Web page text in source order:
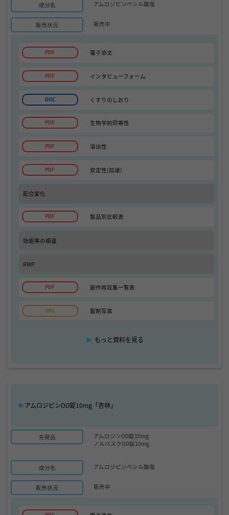
成分名 アムロジピンベシル酸塩
販売状況 販売中
電子添文
インタビューフォーム
くすりのしおり
生物学的同等性
溶出性
安定性(加速)
配合変化
製品別比較表
効能等の相違
RMP
副作用収集一覧表
製剤写真
▶ もっと資料を見る
▶アムロジピンOD錠10mg「杏林」
先発品
アムロジンOD錠10mg
ノルバスクOD錠10mg
成分名 アムロジピンベシル酸塩
販売状況 販売中